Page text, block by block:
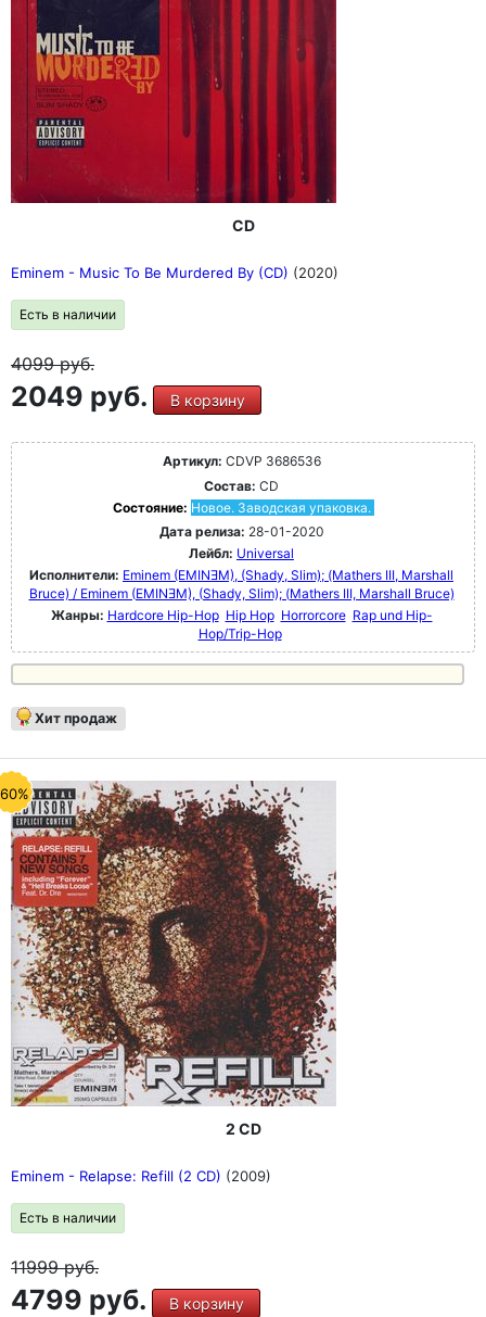
CD
Eminem - Music To Be Murdered By (CD) (2020)
Есть в наличии
4099руб.
2049 руб. В корзину
Артикул: CDVP 3686536
Состав: CD
Состояние: Новое. Заводская упаковка.
Дата релиза: 28-01-2020
Лейбл: Universal
Исполнители: Eminem (EMINƎM), (Shady, Slim); (Mathers III, Marshall
Bruce) / Eminem (EMINƎM), (Shady, Slim); (Mathers III, Marshall Bruce)
Жанры: Hardcore Hip-Hop Hip Hop Horrorcore Rap und Hip-
Hop/Trip-Hop
Хит продаж
2 CD
Eminem - Relapse: Refill (2 CD) (2009)
Есть в наличии
11999руб.
4799 руб. В корзину